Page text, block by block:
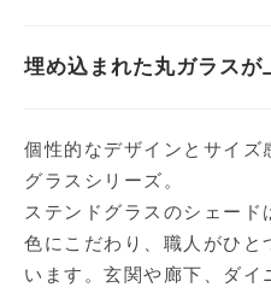
埋め込まれた丸ガラスが
個性的なデザインとサイズ
グラスシリーズ。
ステンドグラスのシェー
色にこだわり、職人がひと
います。玄関や廊下、ダイ